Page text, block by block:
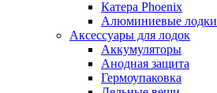
Катера Phoenix
Алюминиевые лодки
Аксессуары для лодок
Аккумуляторы
Анодная защита
Гермоупаковка